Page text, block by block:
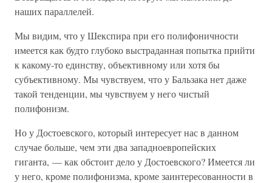
наших параллелей.
Мы видим, что у Шекспира при его полифоничности
имеется как будто глубоко выстраданная попытка прийти
к какому-то единству, объективному или хотя бы
субъективному. Мы чувствуем, что у Бальзака нет даже
такой тенденции, мы чувствуем у него чистый
полифонизм.
Но у Достоевского, который интересует нас в данном
случае больше, чем эти два западноевропейских
гиганта, — как обстоит дело у Достоевского? Имеется ли
у него, кроме полифонизма, кроме заинтересованности в